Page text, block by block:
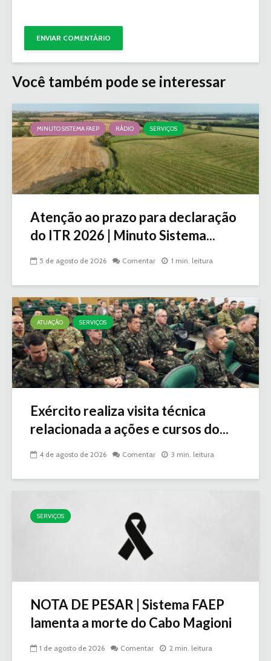
Você também pode se interessar
MINUTO SISTEMA FAEP RÁDIO SERVIÇOS
Atenção ao prazo para declaração
do ITR 2026 | Minuto Sistema...
5 de agosto de 2026 Comentar 1 min. leitura
ATUAÇÃO SERVIÇOS
Exército realiza visita técnica
relacionada a ações e cursos do...
4 de agosto de 2026 Comentar 3 min. leitura
SERVIÇOS
NOTA DE PESAR | Sistema FAEP
lamenta a morte do Cabo Magioni
1 de agosto de 2026 Comentar 2 min. leitura